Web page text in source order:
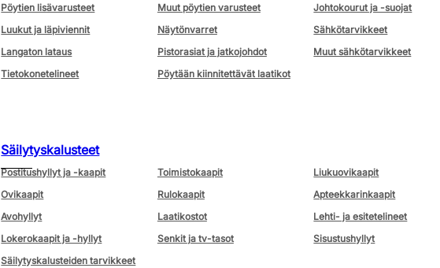
Pöytien lisävarusteet
Muut pöytien varusteet
Johtokourut ja -suojat
Luukut ja läpiviennit
Näytönvarret
Sähkötarvikkeet
Langaton lataus
Pistorasiat ja jatkojohdot
Muut sähkötarvikkeet
Tietokonetelineet
Pöytään kiinnitettävät laatikot
Säilytyskalusteet
Postitushyllyt ja -kaapit Toimistokaapit
Liukuovikaapit
Ovikaapit
Rulokaapit
Apteekkarinkaapit
Avohyllyt
Laatikostot
Lehti- ja esitetelineet
Lokerokaapit ja -hyllyt
Senkit ja tv-tasot
Sisustushyllyt
Säilytyskalusteiden tarvikkeet